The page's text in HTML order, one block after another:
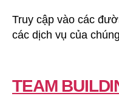
Truy cập vào các
các dịch vụ của
TEAM